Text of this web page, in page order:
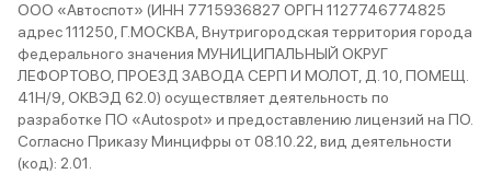
ООО «Автоспот» (ИНН 7715936827 ОРГН 1127746774825
адрес 111250, Г.МОСКВА, Внутригородская территория города
федерального значения МУНИЦИПАЛЬНЫЙ ОКРУГ
ЛЕФОРТОВО, ПРОЕЗД ЗАВОДА СЕРП И МОЛОТ, Д. 10, ПОМЕЩ.
41Н/9, ОКВЭД 62.0) осуществляет деятельность по
разработке ПО «Autospot» и предоставлению лицензий на ПО.
Согласно Приказу Минцифры от 08.10.22, вид деятельности
(код): 2.01.